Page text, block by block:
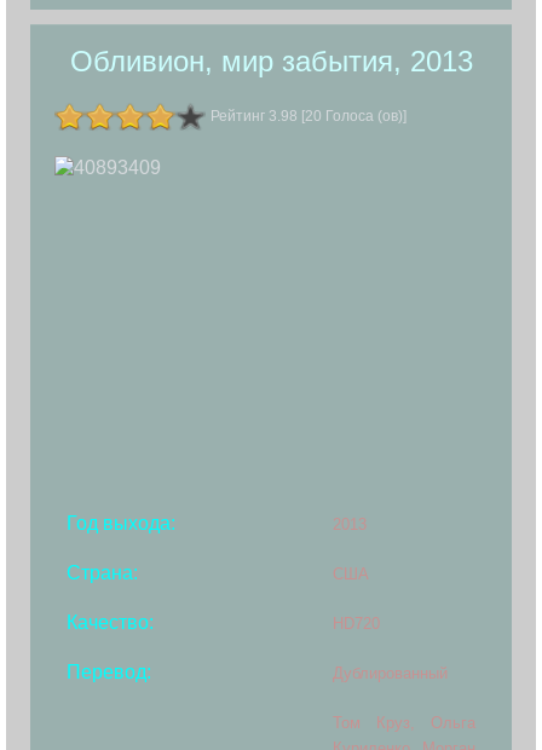
Обливион, мир забытия, 2013
Рейтинг 3.98 [20 Голоса (ов)]
Год выхода: 2013
Страна: США
Качество: HD720
Перевод: Дублированный
Том Круз, Ольга